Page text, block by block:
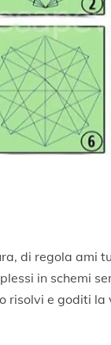
di regola ami
in schemi
risolvi e goditi la